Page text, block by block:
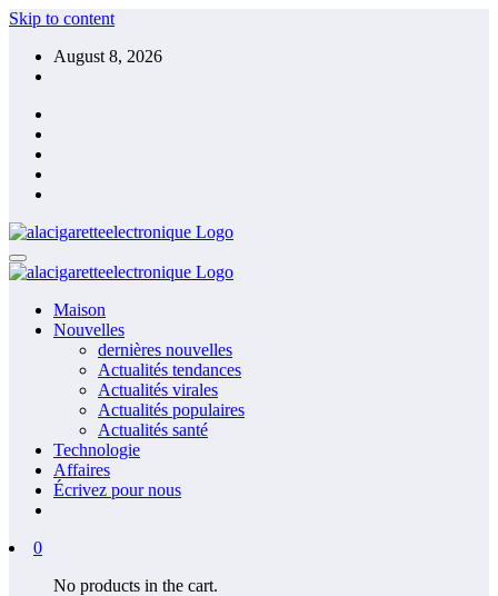
Skip to content
August 8, 2026
Maison
Nouvelles
dernières nouvelles
Actualités tendances
Actualités virales
Actualités populaires
Actualités santé
Technologie
Affaires
Écrivez pour nous
0
No products in the cart.